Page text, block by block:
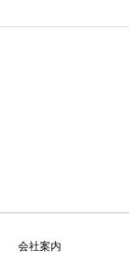
会社案内